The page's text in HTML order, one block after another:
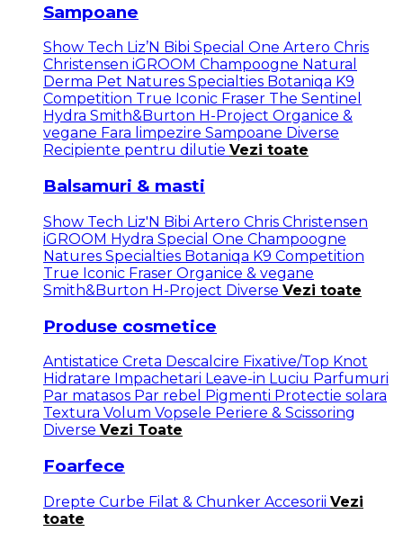
Sampoane
Show Tech Liz’N Bibi Special One Artero Chris
Christensen iGROOM Champoogne Natural
Derma Pet Natures Specialties Botaniqa K9
Competition True Iconic Fraser The Sentinel
Hydra Smith&Burton H-Project Organice &
vegane Fara limpezire Sampoane Diverse
Recipiente pentru dilutie Vezi toate
Balsamuri & masti
Show Tech Liz'N Bibi Artero Chris Christensen
iGROOM Hydra Special One Champoogne
Natures Specialties Botaniqa K9 Competition
True Iconic Fraser Organice & vegane
Smith&Burton H-Project Diverse Vezi toate
Produse cosmetice
Antistatice Creta Descalcire Fixative/Top Knot
Hidratare Impachetari Leave-in Luciu Parfumuri
Par matasos Par rebel Pigmenti Protectie solara
Textura Volum Vopsele Periere & Scissoring
Diverse Vezi Toate
Foarfece
Drepte Curbe Filat & Chunker Accesorii Vezi
toate